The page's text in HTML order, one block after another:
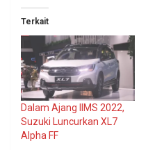
Terkait
Dalam Ajang IIMS 2022,
Suzuki Luncurkan XL7
Alpha FF